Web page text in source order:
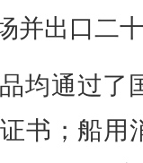
并出口二
均通过了
书；船用